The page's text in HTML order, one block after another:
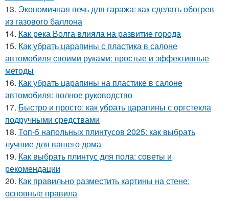
13. Экономичная печь для гаража: как сделать обогрев
из газового баллона
14. Как река Волга влияла на развитие города
15. Как убрать царапины с пластика в салоне
автомобиля своими руками: простые и эффективные
методы
16. Как убрать царапины на пластике в салоне
автомобиля: полное руководство
17. Быстро и просто: как убрать царапины с оргстекла
подручными средствами
18. Топ-5 напольных плинтусов 2025: как выбрать
лучшие для вашего дома
19. Как выбрать плинтус для пола: советы и
рекомендации
20. Как правильно разместить картины на стене:
основные правила